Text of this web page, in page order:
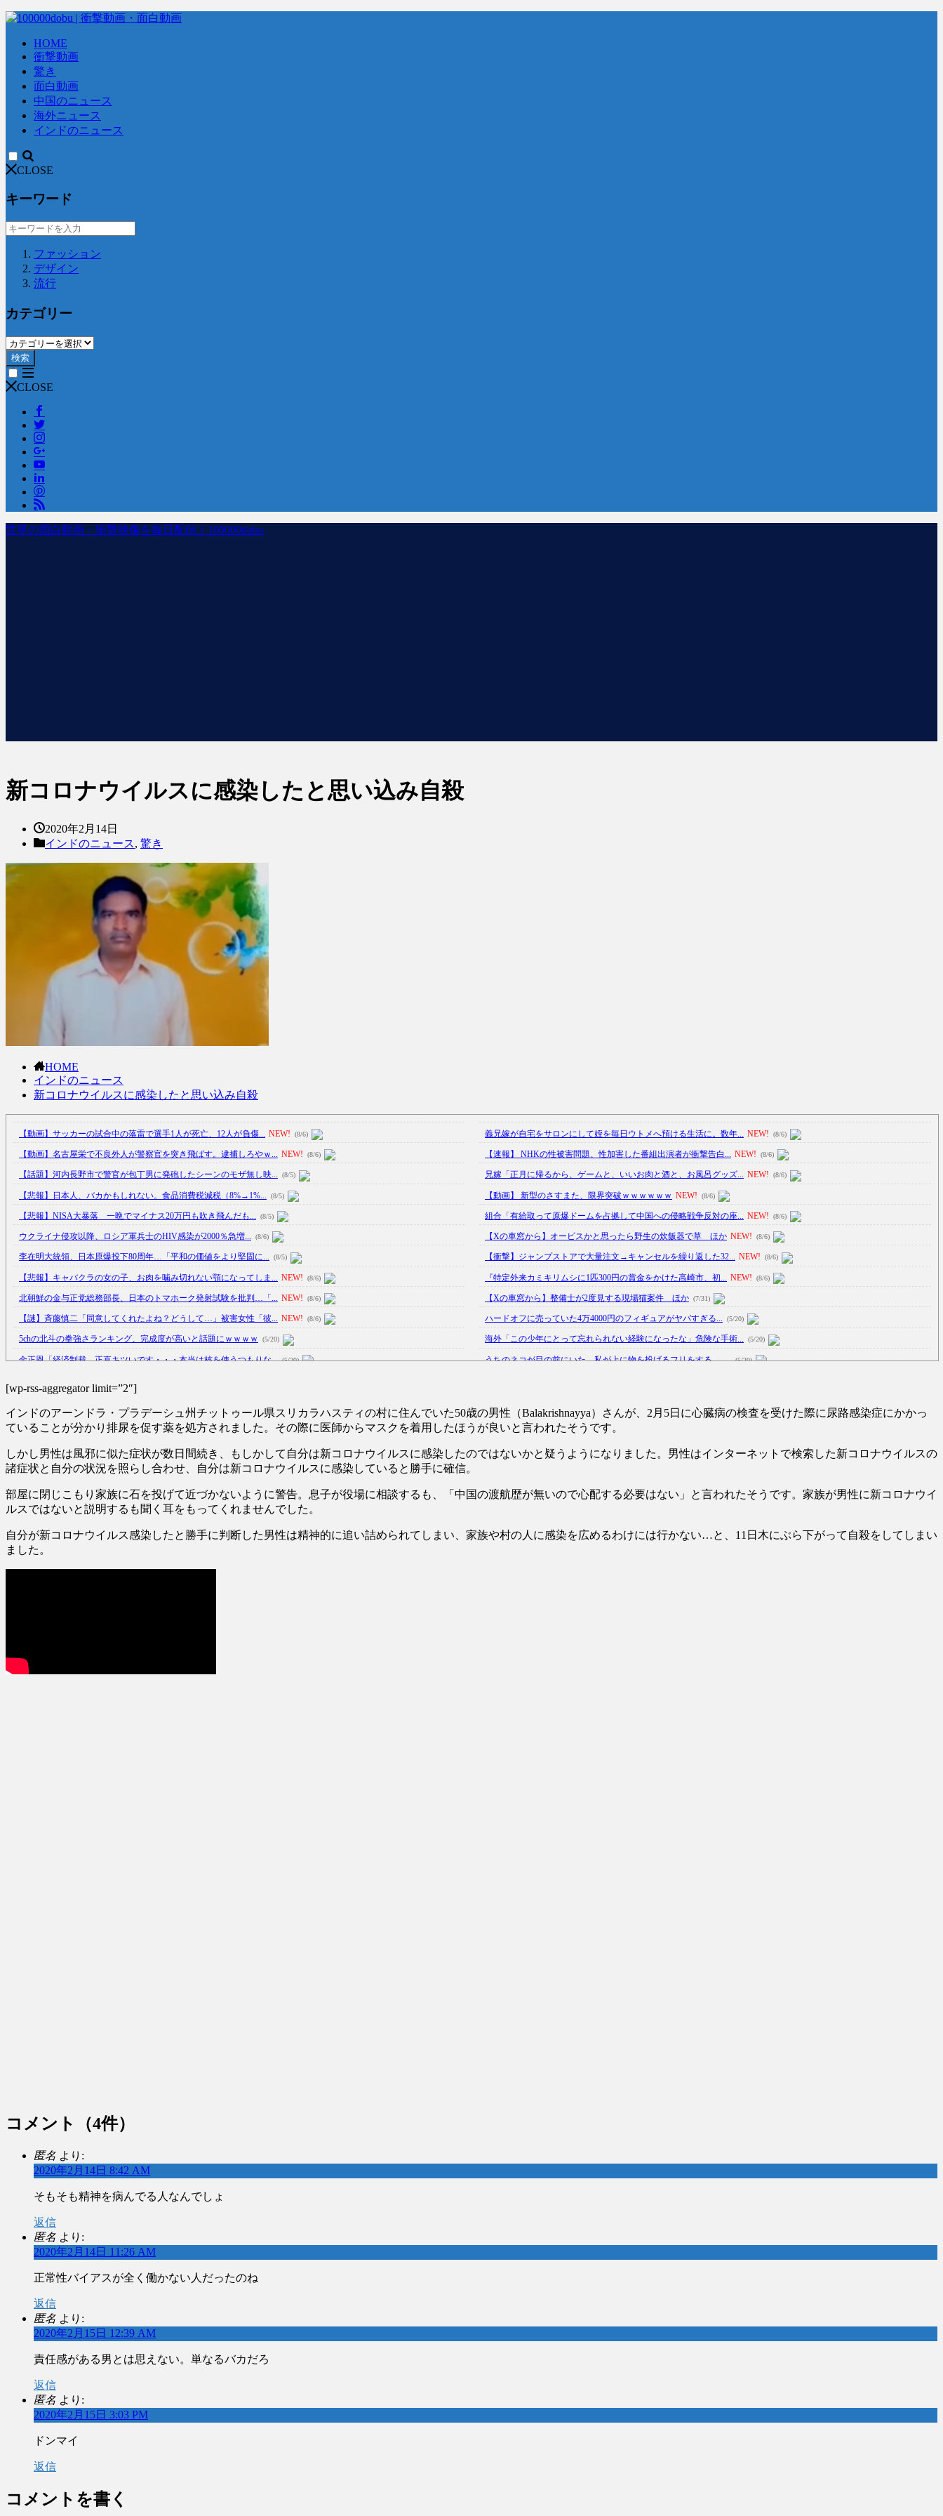
HOME
衝撃動画
驚き
面白動画
中国のニュース
海外ニュース
インドのニュース
CLOSE
キーワード
ファッション
デザイン
流行
カテゴリー
検索
CLOSE
世界の面白動画・衝撃映像を毎日配信｜100000dobu
新コロナウイルスに感染したと思い込み自殺
2020年2月14日
インドのニュース, 驚き
HOME
インドのニュース
新コロナウイルスに感染したと思い込み自殺
【動画】サッカーの試合中の落雷で選手1人が死亡、12人が負傷... NEW! (8/6)
【動画】名古屋栄で不良外人が警察官を突き飛ばす。逮捕しろやｗ... NEW! (8/6)
【話題】河内長野市で警官が包丁男に発砲したシーンのモザ無し映... (8/5)
【悲報】日本人、バカかもしれない。食品消費税減税（8%→1%... (8/5)
【悲報】NISA大暴落 一晩でマイナス20万円も吹き飛んだも... (8/5)
ウクライナ侵攻以降、ロシア軍兵士のHIV感染が2000％急増... (8/6)
李在明大統領、日本原爆投下80周年…「平和の価値をより堅固に... (8/5)
【悲報】キャバクラの女の子、お肉を噛み切れない顎になってしま... NEW! (8/6)
北朝鮮の金与正党総務部長、日本のトマホーク発射試験を批判…「... NEW! (8/6)
【謎】斉藤慎二「同意してくれたよね？どうして…」被害女性「彼... NEW! (8/6)
5chの北斗の拳強さランキング、完成度が高いと話題にｗｗｗｗ (5/20)
金正恩「経済制裁、正直キツいです・・・本当は核を使うつもりな... (5/20)
顔20点、体80点と評価されていた女子学生が男子学生らの性の... (12/26)
Powered by livedoor 相互RSS
義兄嫁が自宅をサロンにして姪を毎日ウトメへ預ける生活に。数年... NEW! (8/6)
【速報】 NHKの性被害問題、性加害した番組出演者が衝撃告白... NEW! (8/6)
兄嫁「正月に帰るから、ゲームと、いいお肉と酒と、お風呂グッズ... NEW! (8/6)
【動画】 新型のさすまた、限界突破ｗｗｗｗｗｗ NEW! (8/6)
組合「有給取って原爆ドームを占拠して中国への侵略戦争反対の座... NEW! (8/6)
【Xの車窓から】オービスかと思ったら野生の炊飯器で草 ほか NEW! (8/6)
【衝撃】ジャンプストアで大量注文→キャンセルを繰り返した32... NEW! (8/6)
『特定外来カミキリムシに1匹300円の賞金をかけた高崎市、初... NEW! (8/6)
【Xの車窓から】整備士が2度見する現場猫案件 ほか (7/31)
ハードオフに売っていた4万4000円のフィギュアがヤバすぎる... (5/20)
海外「この少年にとって忘れられない経験になったな」危険な手術... (5/20)
うちのネコが目の前にいた。私が上に物を投げるフリをする → ... (5/20)
【愕然】白のクラウン俺氏、高速道路左車線を制限速度で走った結... (5/20)
【あるある？】うわっ・・・男性が一瞬で冷める女性の行動6選
【動画】ウクライナ中部でとんでもない大爆発が撮影される。
[wp-rss-aggregator limit=”2″]
インドのアーンドラ・プラデーシュ州チットゥール県スリカラハスティの村に住んでいた50歳の男性（Balakrishnayya）さんが、2月5日に心臓病の検査を受けた際に尿路感染症にかかっ
ていることが分かり排尿を促す薬を処方されました。その際に医師からマスクを着用したほうが良いと言われたそうです。
しかし男性は風邪に似た症状が数日間続き、もしかして自分は新コロナウイルスに感染したのではないかと疑うようになりました。男性はインターネットで検索した新コロナウイルスの
諸症状と自分の状況を照らし合わせ、自分は新コロナウイルスに感染していると勝手に確信。
部屋に閉じこもり家族に石を投げて近づかないように警告。息子が役場に相談するも、「中国の渡航歴が無いので心配する必要はない」と言われたそうです。家族が男性に新コロナウイ
ルスではないと説明するも聞く耳をもってくれませんでした。
自分が新コロナウイルス感染したと勝手に判断した男性は精神的に追い詰められてしまい、家族や村の人に感染を広めるわけには行かない…と、11日木にぶら下がって自殺をしてしまい
ました。
コメント （4件）
匿名 より:
2020年2月14日 8:42 AM
そもそも精神を病んでる人なんでしょ
返信
匿名 より:
2020年2月14日 11:26 AM
正常性バイアスが全く働かない人だったのね
返信
匿名 より:
2020年2月15日 12:39 AM
責任感がある男とは思えない。単なるバカだろ
返信
匿名 より:
2020年2月15日 3:03 PM
ドンマイ
返信
コメントを書く